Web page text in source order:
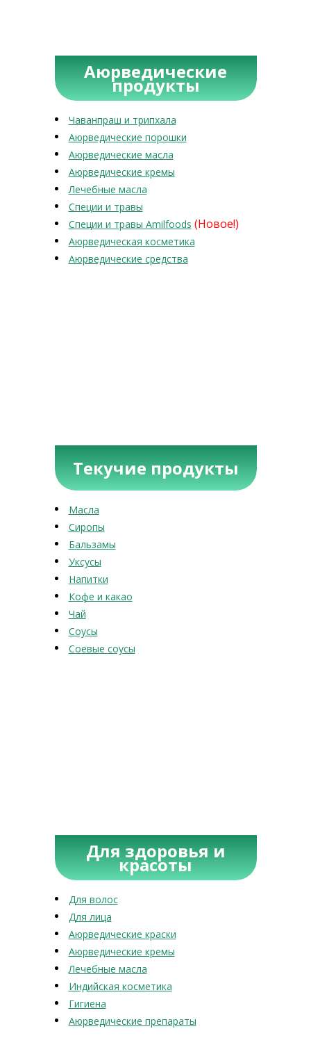
Аюрведические
продукты
Чаванпраш и трипхала
Аюрведические порошки
Аюрведические масла
Аюрведические кремы
Лечебные масла
Специи и травы
Специи и травы Amilfoods (Новое!)
Аюрведическая косметика
Аюрведические средства
Текучие продукты
Масла
Сиропы
Бальзамы
Уксусы
Напитки
Кофе и какао
Чай
Соусы
Соевые соусы
Для здоровья и
красоты
Для волос
Для лица
Аюрведические краски
Аюрведические кремы
Лечебные масла
Индийская косметика
Гигиена
Аюрведические препараты